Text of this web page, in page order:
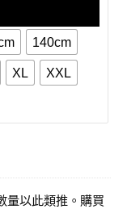
140cm
XL XXL
量以此類推。購買